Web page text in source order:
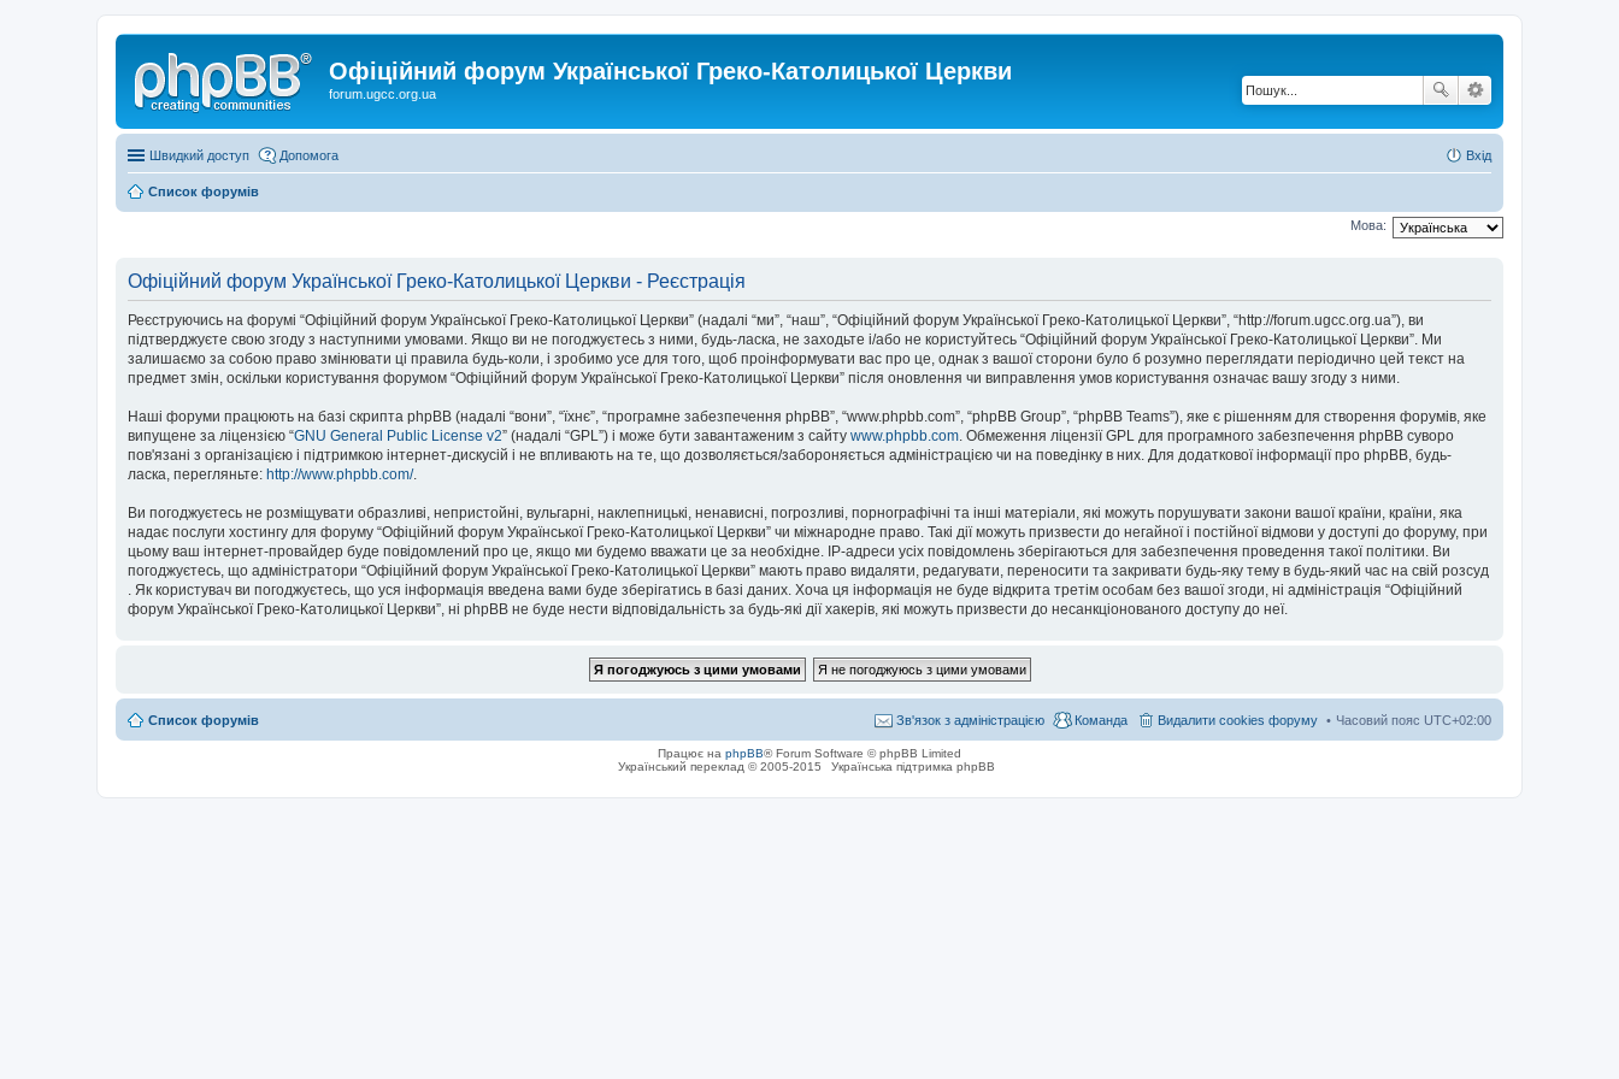
Офіційний форум Української Греко-Католицької Церкви
forum.ugcc.org.ua
Швидкий доступ Допомога Вхід
Список форумів
Мова:
Офіційний форум Української Греко-Католицької Церкви - Реєстрація
Реєструючись на форумі “Офіційний форум Української Греко-Католицької Церкви” (надалі “ми”, “наш”, “Офіційний форум Української Греко-Католицької Церкви”, “http://forum.ugcc.org.ua”), ви
підтверджуєте свою згоду з наступними умовами. Якщо ви не погоджуєтесь з ними, будь-ласка, не заходьте і/або не користуйтесь “Офіційний форум Української Греко-Католицької Церкви”. Ми
залишаємо за собою право змінювати ці правила будь-коли, і зробимо усе для того, щоб проінформувати вас про це, однак з вашої сторони було б розумно переглядати періодично цей текст на
предмет змін, оскільки користування форумом “Офіційний форум Української Греко-Католицької Церкви” після оновлення чи виправлення умов користування означає вашу згоду з ними.
Наші форуми працюють на базі скрипта phpBB (надалі “вони”, “їхнє”, “програмне забезпечення phpBB”, “www.phpbb.com”, “phpBB Group”, “phpBB Teams”), яке є рішенням для створення форумів, яке
випущене за ліцензією “GNU General Public License v2” (надалі “GPL”) і може бути завантаженим з сайту www.phpbb.com. Обмеження ліцензії GPL для програмного забезпечення phpBB суворо
пов'язані з організацією і підтримкою інтернет-дискусій і не впливають на те, що дозволяється/забороняється адміністрацією чи на поведінку в них. Для додаткової інформації про phpBB, будь-
ласка, перегляньте: http://www.phpbb.com/.
Ви погоджуєтесь не розміщувати образливі, непристойні, вульгарні, наклепницькі, ненависні, погрозливі, порнографічні та інші матеріали, які можуть порушувати закони вашої країни, країни, яка
надає послуги хостингу для форуму “Офіційний форум Української Греко-Католицької Церкви” чи міжнародне право. Такі дії можуть призвести до негайної і постійної відмови у доступі до форуму, при
цьому ваш інтернет-провайдер буде повідомлений про це, якщо ми будемо вважати це за необхідне. IP-адреси усіх повідомлень зберігаються для забезпечення проведення такої політики. Ви
погоджуєтесь, що адміністратори “Офіційний форум Української Греко-Католицької Церкви” мають право видаляти, редагувати, переносити та закривати будь-яку тему в будь-який час на свій розсуд
. Як користувач ви погоджуєтесь, що уся інформація введена вами буде зберігатись в базі даних. Хоча ця інформація не буде відкрита третім особам без вашої згоди, ні адміністрація “Офіційний
форум Української Греко-Католицької Церкви”, ні phpBB не буде нести відповідальність за будь-які дії хакерів, які можуть призвести до несанкціонованого доступу до неї.
Список форумів Часовий пояс UTC+02:00
Видалити cookies форуму
Команда
Зв'язок з адміністрацією
Працює на phpBB® Forum Software © phpBB Limited
Український переклад © 2005-2015
Українська підтримка phpBB